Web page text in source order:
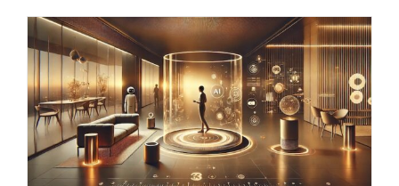
View
Larger
Image